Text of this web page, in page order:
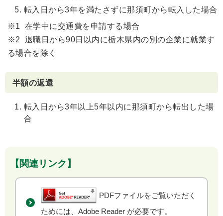
転入日から3年を満たさずに那須町から転入した場合
※1 在学中に交通費を申請する場合
※2 退職日から90日以内に栃木県内の別の企業に就業す
る場合を除く
半額の返還
転入日から3年以上5年以内に那須町から転出した場
合
【関連リンク】
PDFファイルをご覧いただく
ためには、Adobe Reader が必要です。